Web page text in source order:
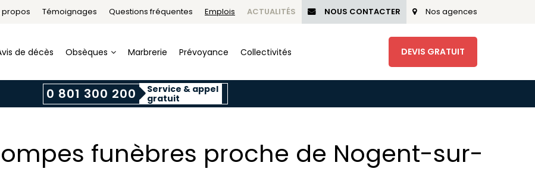
propos Témoignages Questions fréquentes Emplois ACTUALITÉS NOUS CONTACTER Nos agences
de décès Obsèques Marbrerie Prévoyance Collectivités DEVIS GRATUIT
0 801 300 200
Service & appel
gratuit
funèbres proche de Nogent-sur-